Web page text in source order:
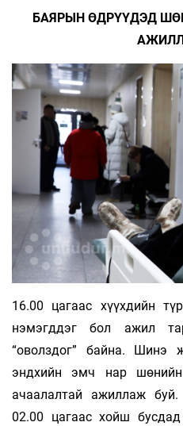
БАЯРЫН ӨДРҮҮДЭД
16.00 цагаас хүүхдийн
нэмэгддэг бол ажил
“оволздог” байна. Шинэ
эндхийн эмч нар
ачаалалтай ажиллаж
02.00 цагаас хойш